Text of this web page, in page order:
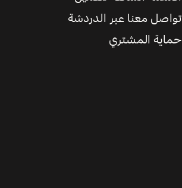
تواصل معنا عبر الدردشة
حماية المشتري